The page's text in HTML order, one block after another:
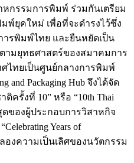
กรรมการพิมพ์ ร่วมกันเตรียม
พ์ยุคใหม่ เพื่อที่จะดำรงไว้ซึ่ง
ารพิมพ์ไทย และยืนหยัดเป็น
ามยุทธศาสตร์ของสมาคมการ
ไทยเป็นศูนย์กลางการพิมพ์
and Packaging Hub จึงได้จัด
ครั้งที่ 10” หรือ “10th Thai
ดของผู้ประกอบการวิสาหกิจ
Years of
ลองความเป็นเลิศของนวัตกรรม